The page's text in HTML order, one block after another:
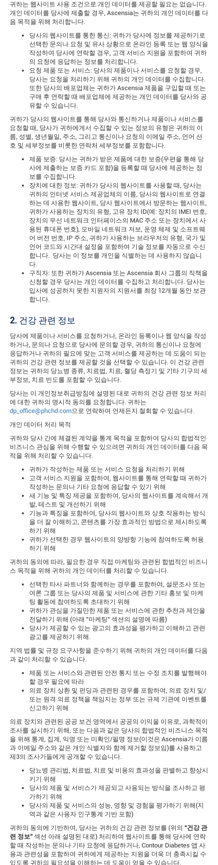
귀하는 웹사이트 사용 조건으로 개인 데이터를 제공할 필요는 없습니다.
개인 데이터를 당사에 제출할 경우, Ascensia는 귀하의 개인 데이터를 다
음 목적을 위해 처리합니다.
당사의 웹사이트를 통한 통신: 귀하가 당사에 정보를 제공하기로
선택한 문의나 요청 및 유사 상황으로 온라인 등록 또는 웹 양식을
작성하여 당사에 연락할 경우, 고객 서비스 지원을 포함하여 귀하
의 요청에 응답하는 정보를 처리합니다.
요청 제품 또는 서비스: 당사의 제품이나 서비스를 요청할 경우,
당사는 요청을 처리하기 위해 귀하의 개인 데이터를 수집합니다.
또한 당사의 배포업체는 귀하가 Ascensia 제품을 구입할 때 또는
구매 후 연락할 때 배포업체에 제공하는 개인 데이터를 당사와 공
유할 수 있습니다.
귀하가 당사의 웹사이트를 통해 당사와 통신하거나 제품이나 서비스를
요청할 때, 당사가 귀하에게서 수집할 수 있는 정보의 유형은 귀하의 이
름, 성별, 생년월일, 주소, 그리고 통신이나 요청의 이메일 주소, 언어 선
호 및 세부정보를 비롯한 연락처 세부정보를 포함합니다.
제품 보증: 당사는 귀하가 받은 제품에 대한 보증(우편을 통해 당
사에 제출하는 보증 카드 포함)을 등록할 때 당사에 제공하는 정
보를 수집합니다.
장치에 대한 정보: 귀하가 당사의 웹사이트를 사용할 때, 당사는
귀하의 인터넷 서비스 제공업체의 이름, 당사의 웹사이트로 연결
하는 데 사용한 웹사이트, 당사 웹사이트에서 방문하는 웹사이트,
귀하가 사용하는 장치의 유형, 고유 장치 ID(예: 장치의 IMEI 번호,
장치의 무선 네트워크 인터페이스의 MAC 주소 또는 장치에서 사
용된 휴대폰 번호), 모바일 네트워크 저보, 운영 체제 및 소프트웨
어 버전 번호, IP 주소, 귀하가 사용하는 브라우저의 유형, 국가 및
언어 코드와 시간대 설정을 포함하여 기술 정보를 자동으로 수신
합니다. 당사는 이 정보를 개인을 식별하는 데 사용하지 않습니
다.
구직자: 또한 귀하가 Ascensia 또는 Ascensia 회사 그룹의 직책을
신청할 경우 당사는 개인 데이터를 수집하고 처리합니다. 당사는
입사에 성공하지 못한 지원자의 지원서를 최장 12개월 동안 보관
합니다.
2. 건강 관련 정보
당사에 제품이나 서비스를 요청하거나, 온라인 등록이나 웹 양식을 작성
하거나, 문의나 요청으로 당사에 문의할 경우, 귀하의 통신이나 요청에
응답하거나 귀하의 필요에 맞는 고객 서비스를 제공하는 데 도움이 되는
귀하의 건강 관련 정보를 제공할 것을 선택할 수 있습니다. 이 건강 관련
정보는 귀하의 당뇨병 종류, 치료법, 치료, 혈당 측정기 및 기타 기구의 세
부정보, 치료 빈도를 포함할 수 있습니다.
당사는 이 개인정보취급방침에 설명된 대로 귀하의 건강 관련 정보 처리
에 대한 귀하의 명시적 동의를 요청합니다. 귀하는
dp_office@phchd.com으로 연락하여 언제든지 철회할 수 있습니다.
개인 데이터 처리 목적
귀하와 당사 간에 체결된 계약을 통계 목적을 포함하여 당사의 합법적인
비즈니스 관심을 위해 수행할 수 있으려면 귀하의 개인 데이터를 다음 목
적을 위해 처리할 수 있습니다.
귀하가 작성하는 제품 또는 서비스 요청을 처리하기 위해
고객 서비스 지원을 포함하여, 웹사이트를 통해 연락할 때 귀하가
작성하는 문의나 기타 요청에 응답할 수 있기 위해
새 기능 및 특징 제공을 포함하여, 당사의 웹사이트를 계속해서 개
발, 테스트 및 개선하기 위해
기능과 특징을 포함하여, 당사의 웹사이트와 상호 작용하는 방식
을 더 잘 이해하고, 콘텐츠를 가장 효과적인 방법으로 제시하도록
하기 위해
귀하가 선택한 경우 웹사이트의 양뱡항 기능에 참여하도록 허용
하기 위해
귀하의 동의에 따라, 필요한 경우 직접 마케팅와 관련된 합법적인 비즈니
스 목적을 위해 귀하의 개인 데이터를 처리할 수 있습니다.
선택한 타사 파트너와 함께하는 경우를 포함하여, 설문조사 또는
여론 그룹 또는 당사의 제품 및 서비스에 관한 기타 홍보 및 마케
팅 활동에 참여하도록 초대하기 위해
귀하가 관심을 가질만한 제품 또는 서비스에 관한 추천과 제안을
전달하기 위해 (아래 "마케팅" 섹션의 설명에 따름)
당사가 제공할 수 있는 광고의 효과성을 평가하고 이해하고 관련
광고를 제공하기 위해.
지역 법률 및 규정 요구사항을 준수하기 위해 귀하의 개인 데이터를 다음
과 같이 처리할 수 있습니다.
제품 또는 서비스와 관련된 안전 통지 또는 수정 조치를 발행해야
할 경우 필요에 따라
의료 장치 상환 및 펀딩과 관련된 경우를 포함하여, 의료 장치 및/
또는 원격 의료 정책을 책임지는 정부 또는 규제 기관에 이벤트를
신고하기 위해
의료 장치와 관련된 공공 보건 영역에서 공공의 이익을 이유로, 과학적이
조사를 실시하기 위해, 또는 다음과 같은 당사의 합법적인 비즈니스 목적
을 위해 통계, 집계, 익명 또는 미확인/필명 정보(이것은 Ascensia가 이름
과 이메일 주소와 같은 개인 식별자와 함께 제거할 정보임)를 사용하고
제3의 조사가들에게 공개할 수 있습니다.
당뇨병 관리법, 치료법, 치료 및 비용의 효과성을 판별하고 향상시
키기 위해
당사의 제품 및 서비스가 제공되고 사용되는 방식을 조사하고 평
가하기 위해
당사의 제품 및 서비스의 성능, 영향 및 경험을 평가하기 위해(지
역과 같은 사용자 인구통계 기반 포함)
귀하의 동의에 기반하여, 당사는 귀하의 건강 관련 정보를 (위의 “건강 관
련 정보” 섹션 아래 설명된 대로) 처리하여 웹사이트를 통해 당사에 연락
할 때 작성하는 문의나 기타 요청에 응답하거나, Contour Diabetes 앱 사
용과 관련성을 포함하여 귀하에게 제공하는 지원을 더욱 더 충족시킬 수
있도록 귀하의 필요성을 이해하는 데 도움이 얻을 수 있습니다.